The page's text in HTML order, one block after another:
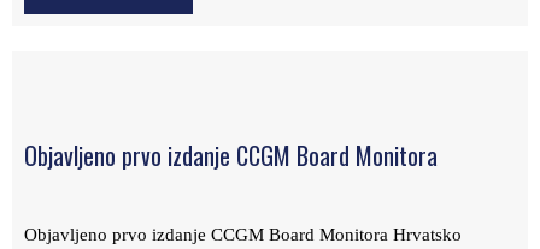
Objavljeno prvo izdanje CCGM Board Monitora
Objavljeno prvo izdanje CCGM Board Monitora Hrvatsko